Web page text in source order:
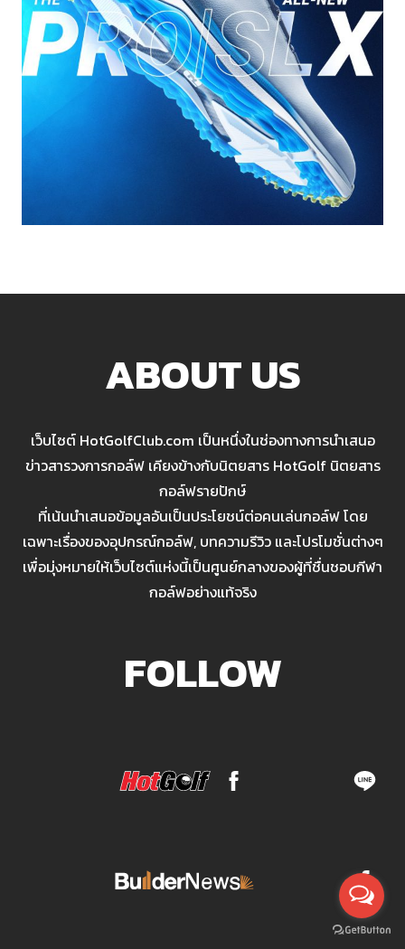
ABOUT US
เว็บไซต์ HotGolfClub.com เป็นหนึ่งในช่องทางการนำเสนอ
ข่าวสารวงการกอล์ฟ เคียงข้างกับนิตยสาร HotGolf นิตยสาร
กอล์ฟรายปักษ์
ที่เน้นนำเสนอข้อมูลอันเป็นประโยชน์ต่อคนเล่นกอล์ฟ โดย
เฉพาะเรื่องของอุปกรณ์กอล์ฟ, บทความรีวิว และโปรโมชั่นต่างๆ
เพื่อมุ่งหมายให้เว็บไซต์แห่งนี้เป็นศูนย์กลางของผู้ที่ชื่นชอบกีฬา
กอล์ฟอย่างแท้จริง
FOLLOW